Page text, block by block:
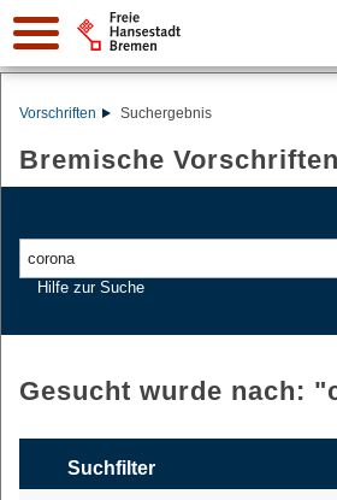
Vorschriften Suchergebnis
Bremische Vorschriften
Hilfe zur Suche
Gesucht wurde nach: "
Suchfilter